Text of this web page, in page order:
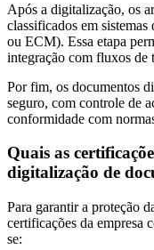
da
da
de
Após a digitalização, os
classificados em
ou ECM). Essa etapa
integração com fluxos de
Por fim, os documentos
seguro, com controle de
conformidade com
Quais as
digitalização de
Para garantir a proteção
certificações da empresa
se: